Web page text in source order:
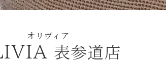
オリヴィア
表参道店